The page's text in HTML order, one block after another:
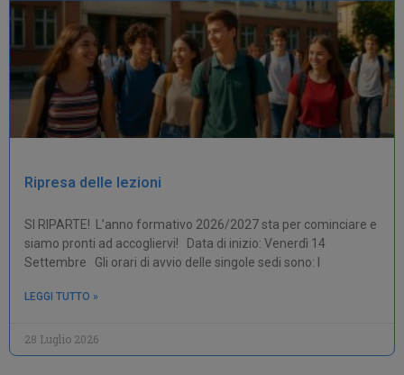
Ripresa delle lezioni
SI RIPARTE! L’anno formativo 2026/2027 sta per cominciare e
siamo pronti ad accogliervi! Data di inizio: Venerdì 14
Settembre Gli orari di avvio delle singole sedi sono: I
LEGGI TUTTO »
28 Luglio 2026